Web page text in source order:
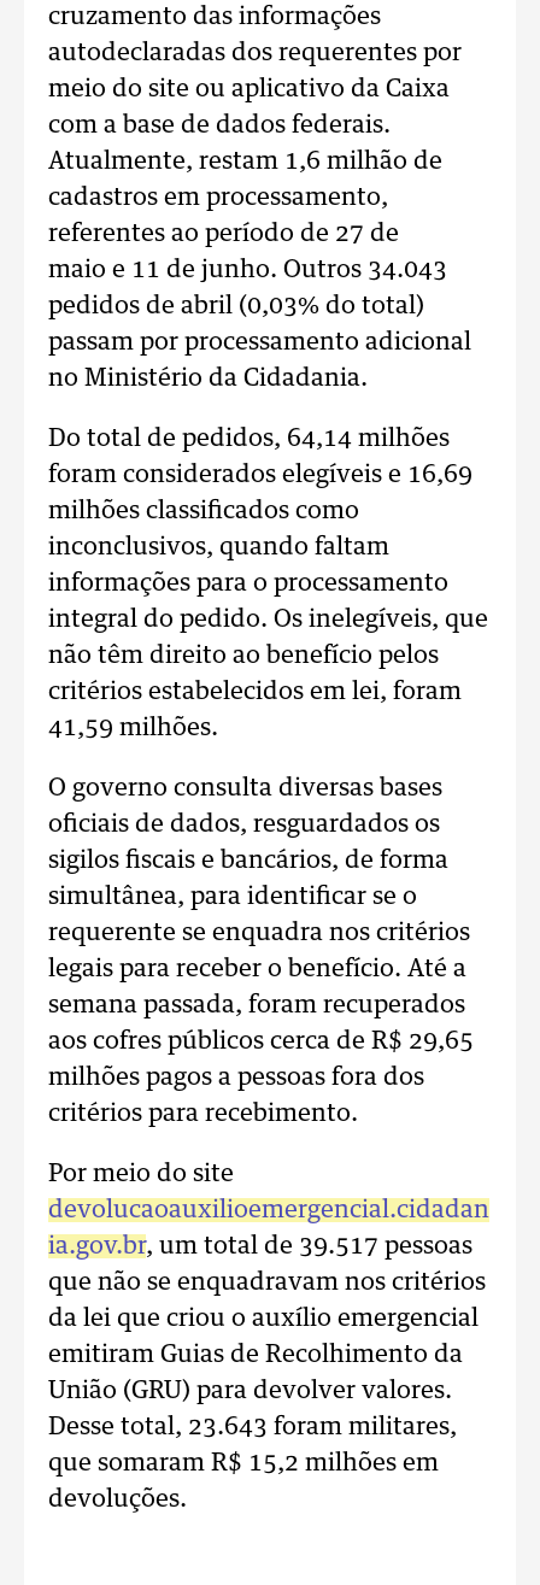
cruzamento das informações
autodeclaradas dos requerentes por
meio do site ou aplicativo da Caixa
com a base de dados federais.
Atualmente, restam 1,6 milhão de
cadastros em processamento,
referentes ao período de 27 de
maio e 11 de junho. Outros 34.043
pedidos de abril (0,03% do total)
passam por processamento adicional
no Ministério da Cidadania.
Do total de pedidos, 64,14 milhões
foram considerados elegíveis e 16,69
milhões classificados como
inconclusivos, quando faltam
informações para o processamento
integral do pedido. Os inelegíveis, que
não têm direito ao benefício pelos
critérios estabelecidos em lei, foram
41,59 milhões.
O governo consulta diversas bases
oficiais de dados, resguardados os
sigilos fiscais e bancários, de forma
simultânea, para identificar se o
requerente se enquadra nos critérios
legais para receber o benefício. Até a
semana passada, foram recuperados
aos cofres públicos cerca de R$ 29,65
milhões pagos a pessoas fora dos
critérios para recebimento.
Por meio do site
devolucaoauxilioemergencial.cidadan
ia.gov.br, um total de 39.517 pessoas
que não se enquadravam nos critérios
da lei que criou o auxílio emergencial
emitiram Guias de Recolhimento da
União (GRU) para devolver valores.
Desse total, 23.643 foram militares,
que somaram R$ 15,2 milhões em
devoluções.